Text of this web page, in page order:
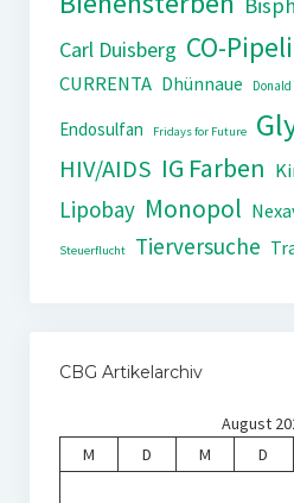
Carl Duisberg CO-
CURRENTA Dhünnaue
Endosulfan
Fridays for Future
HIV/AIDS IG Farben
Lipobay Monopol
Steuerflucht Tierversuche
CBG Artikelarchiv
August
M
D M D